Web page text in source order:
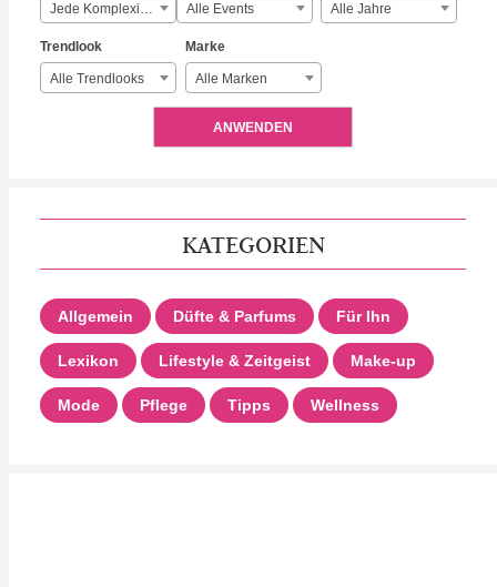
Jede Komplexität Alle Events Alle Jahre
Trendlook
Alle Trendlooks
Marke
Alle Marken
ANWENDEN
KATEGORIEN
Allgemein Düfte & Parfums Für Ihn
Lexikon Lifestyle & Zeitgeist Make-up
Mode Pflege Tipps Wellness